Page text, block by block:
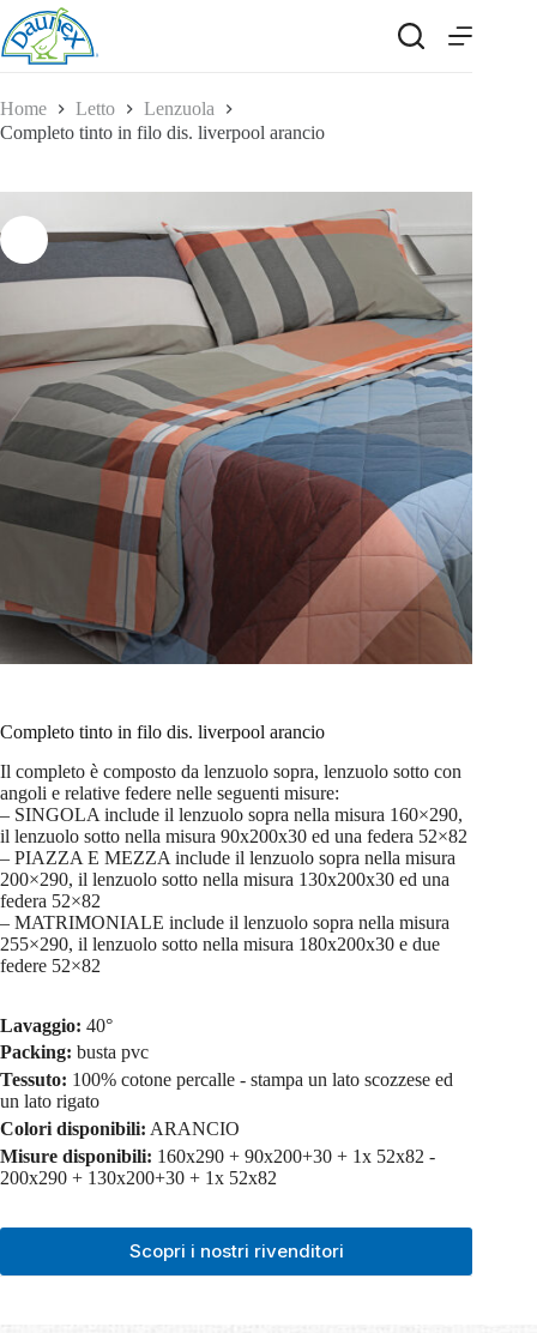
Salta
al
contenuto
Home Letto
Lenzuola
Completo tinto in filo dis. liverpool arancio
Completo tinto in filo dis. liverpool arancio
Il completo è composto da lenzuolo sopra, lenzuolo sotto con
angoli e relative federe nelle seguenti misure:
– SINGOLA include il lenzuolo sopra nella misura 160×290,
il lenzuolo sotto nella misura 90x200x30 ed una federa 52×82
– PIAZZA E MEZZA include il lenzuolo sopra nella misura
200×290, il lenzuolo sotto nella misura 130x200x30 ed una
federa 52×82
– MATRIMONIALE include il lenzuolo sopra nella misura
255×290, il lenzuolo sotto nella misura 180x200x30 e due
federe 52×82
Lavaggio: 40°
Packing: busta pvc
Tessuto: 100% cotone percalle - stampa un lato scozzese ed
un lato rigato
Colori disponibili: ARANCIO
Misure disponibili: 160x290 + 90x200+30 + 1x 52x82 -
200x290 + 130x200+30 + 1x 52x82
Scopri i nostri rivenditori